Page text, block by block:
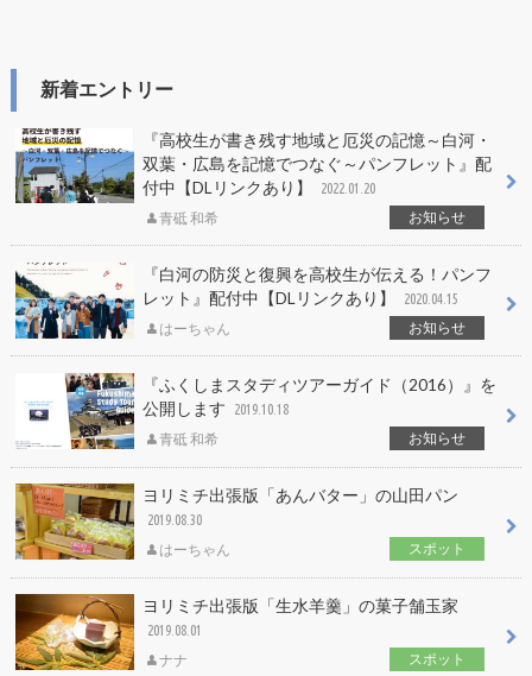
新着エントリー
『高校生が書き残す地域と厄災の記憶～白河・
双葉・広島を記憶でつなぐ～パンフレット』配
付中【DLリンクあり】
2022.01.20
青砥 和希 お知らせ
『白河の防災と復興を高校生が伝える！パンフ
レット』配付中【DLリンクあり】
2020.04.15
はーちゃん お知らせ
『ふくしまスタディツアーガイド（2016）』を
公開します
2019.10.18
青砥 和希 お知らせ
ヨリミチ出張版「あんバター」の山田パン
2019.08.30
はーちゃん スポット
ヨリミチ出張版「生水羊羹」の菓子舗玉家
2019.08.01
ナナ スポット